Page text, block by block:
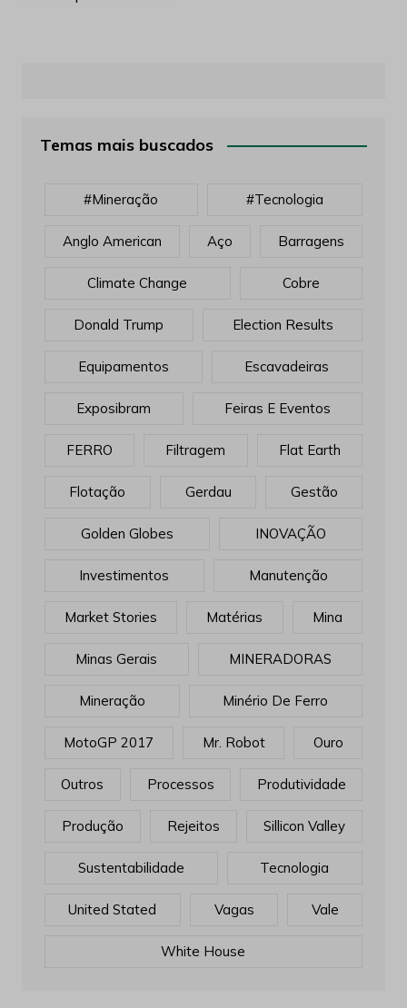
Temas mais buscados
#mineração #tecnologia
Anglo American Aço Barragens
Climate Change Cobre
Donald Trump Election Results
Equipamentos Escavadeiras
Exposibram Feiras E Eventos
FERRO Filtragem Flat Earth
Flotação Gerdau Gestão
Golden Globes INOVAÇÃO
Investimentos Manutenção
Market Stories Matérias Mina
Minas Gerais MINERADORAS
Mineração Minério De Ferro
MotoGP 2017 Mr. Robot Ouro
Outros Processos Produtividade
Produção Rejeitos Sillicon Valley
Sustentabilidade Tecnologia
United Stated Vagas Vale
White House